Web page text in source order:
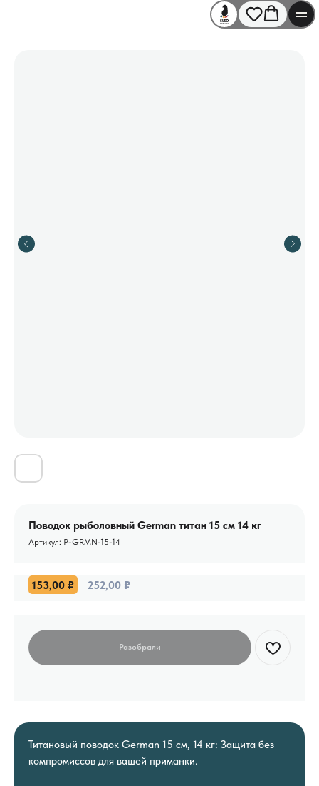
Поводок рыболовный German титан 15 см 14 кг
Артикул: P-GRMN-15-14
153,00 ₽ 252,00 ₽
Титановый поводок German 15 см, 14 кг: Защита без
компромиссов для вашей приманки.